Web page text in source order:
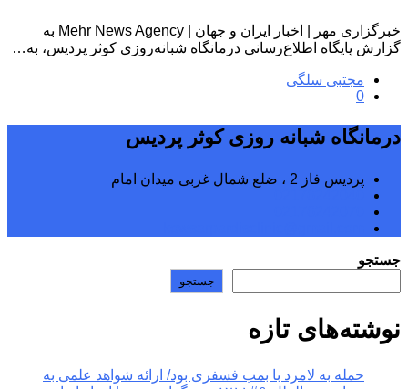
خبرگزاری مهر | اخبار ایران و جهان | Mehr News Agency به
گزارش پایگاه اطلاع‌رسانی درمانگاه شبانه‌روزی کوثر پردیس، به…
مجتبی سلگی
0
درمانگاه شبانه روزی کوثر پردیس
پردیس فاز 2 ، ضلع شمال غربی میدان امام
جستجو
جستجو
نوشته‌های تازه
حمله به لامرد با بمب فسفری بود/ ارائه شواهد علمی به